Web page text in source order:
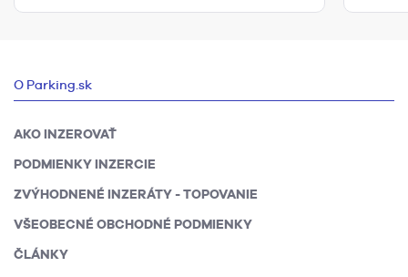
O Parking.sk
AKO INZEROVAŤ
PODMIENKY INZERCIE
ZVÝHODNENÉ INZERÁTY - TOPOVANIE
VŠEOBECNÉ OBCHODNÉ PODMIENKY
ČLÁNKY